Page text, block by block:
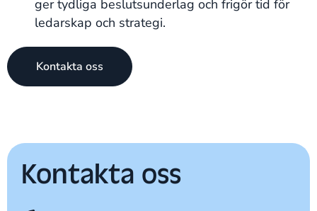
ger tydliga beslutsunderlag och frigör tid för
ledarskap och strategi.
Kontakta oss
Kontakta oss